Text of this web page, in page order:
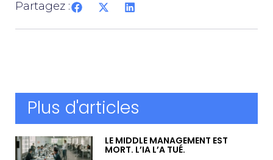
Partagez :
Plus d'articles
LE MIDDLE MANAGEMENT EST
MORT. L’IA L’A TUÉ.